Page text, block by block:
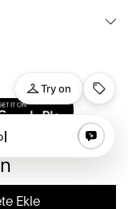
Ekle